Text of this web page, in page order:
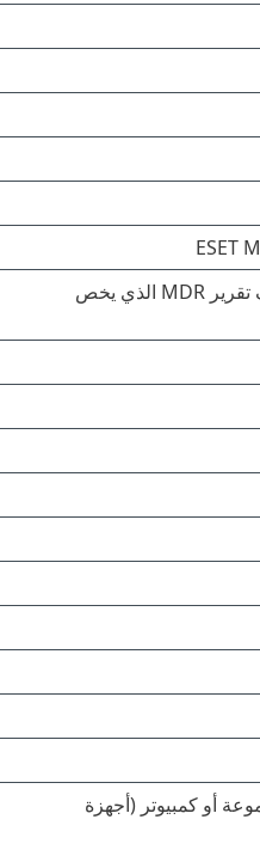
ESET
أرشيف تقرير MDR/أرشيف تقرير MDR الذي يخص
أو كمبيوتر (أجهزة